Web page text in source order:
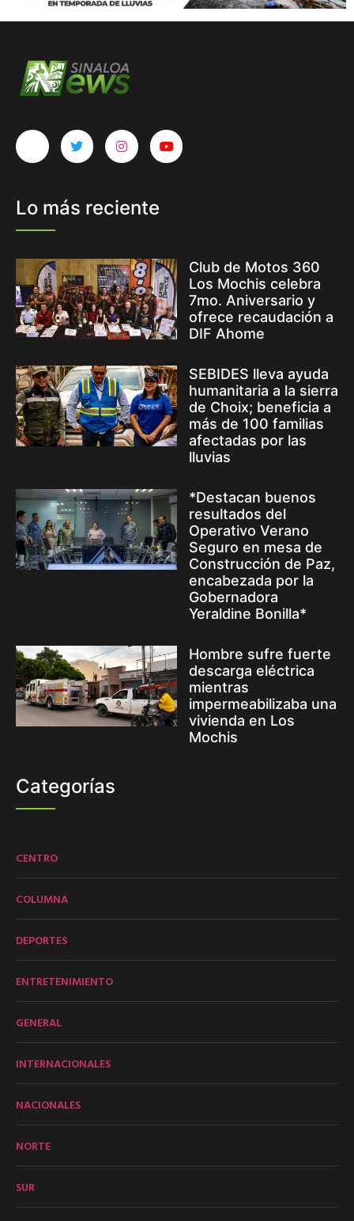
Lo más reciente
Club de Motos 360
Los Mochis celebra
7mo. Aniversario y
ofrece recaudación a
DIF Ahome
SEBIDES lleva ayuda
humanitaria a la sierra
de Choix; beneficia a
más de 100 familias
afectadas por las
lluvias
*Destacan buenos
resultados del
Operativo Verano
Seguro en mesa de
Construcción de Paz,
encabezada por la
Gobernadora
Yeraldine Bonilla*
Hombre sufre fuerte
descarga eléctrica
mientras
impermeabilizaba una
vivienda en Los
Mochis
Categorías
CENTRO
COLUMNA
DEPORTES
ENTRETENIMIENTO
GENERAL
INTERNACIONALES
NACIONALES
NORTE
SUR